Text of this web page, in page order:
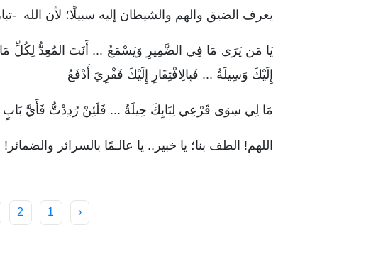
يعرف الضيق والهم والشيطان إليه سبيلًا؛ لأن الله -
يَا مَن يَرَى مَا فِي الضَّمِيرِ وَيَسْمَعُ ... أَنَتَ المُعِدُّ لِكُلِّ
إِلَيْكَ وَسِيلَةٌ ... فَبِالِافْتِقَارِ إِلَيْكَ فَقْرِيَ أَدْفَعُ
مَا لِي سِوَى قَرْعِي لِبَابِكَ حِيلَةٌ ... فَلَئِنْ رُدِدْتُّ فَأَيَّ
اللهم! الطف بنا؛ يا خبير.. يا عالـمًا بالسرائر والضمائر!
‹
1
2